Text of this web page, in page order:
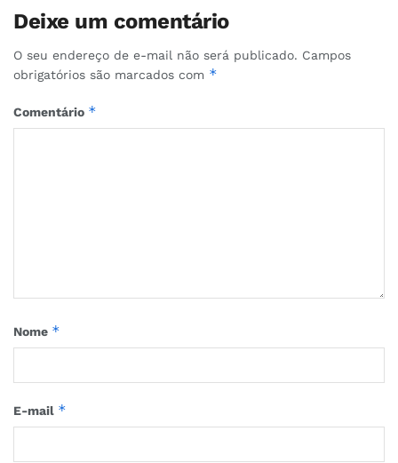
Deixe um comentário
O seu endereço de e-mail não será publicado. Campos
obrigatórios são marcados com *
Comentário *
Nome *
E-mail *